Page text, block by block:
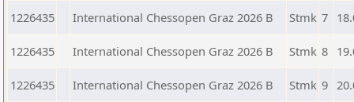
1226435
International Chessopen Graz 2026 B Stmk 7
1226435 International Chessopen Graz 2026 B Stmk 8
1226435 International Chessopen Graz 2026 B Stmk 9